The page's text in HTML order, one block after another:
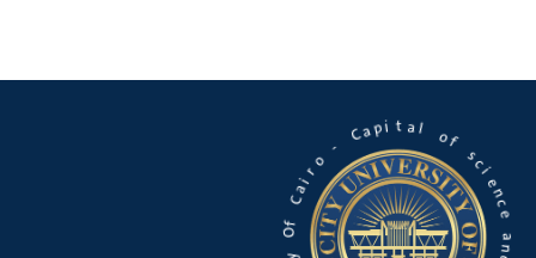
f
C
a
i
r
o
-
Capit a l ofsc
i
en
c
e
n
d